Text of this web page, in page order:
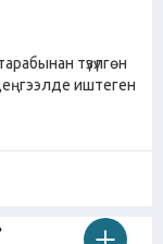
түзүлгөн
иштеген